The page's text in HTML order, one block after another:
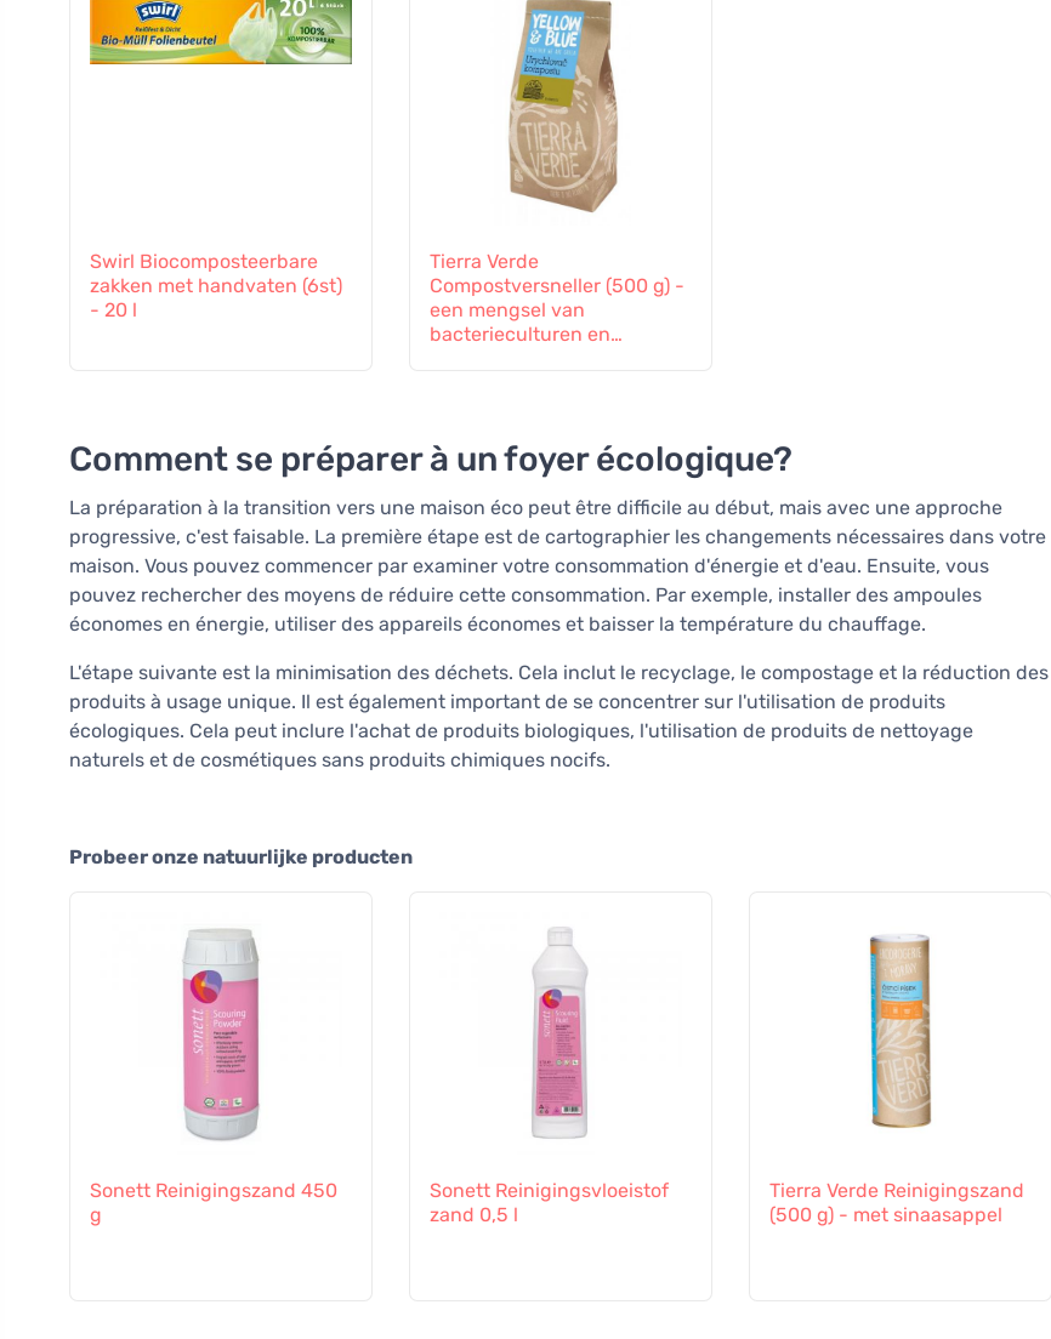
Swirl Biocomposteerbare
zakken met handvaten (6st)
- 20 l
Tierra Verde
Compostversneller (500 g) -
een mengsel van
bacterieculturen en
Comment se préparer à un foyer écologique?
La préparation à la transition vers une maison éco peut être difficile au début, mais avec une approche
progressive, c'est faisable. La première étape est de cartographier les changements nécessaires dans votre
maison. Vous pouvez commencer par examiner votre consommation d'énergie et d'eau. Ensuite, vous
pouvez rechercher des moyens de réduire cette consommation. Par exemple, installer des ampoules
économes en énergie, utiliser des appareils économes et baisser la température du chauffage.
L'étape suivante est la minimisation des déchets. Cela inclut le recyclage, le compostage et la réduction des
produits à usage unique. Il est également important de se concentrer sur l'utilisation de produits
écologiques. Cela peut inclure l'achat de produits biologiques, l'utilisation de produits de nettoyage
naturels et de cosmétiques sans produits chimiques nocifs.
Probeer onze natuurlijke producten
Sonett Reinigingszand 450
g
Sonett Reinigingsvloeistof
zand 0,5 l
Tierra Verde Reinigingszand
(500 g) - met sinaasappel